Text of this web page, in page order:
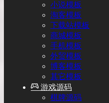
小说模板
淘客模板
下载站模板
商城模板
手机模板
外贸模板
博客模板
其它模板
游戏源码
棋牌源码